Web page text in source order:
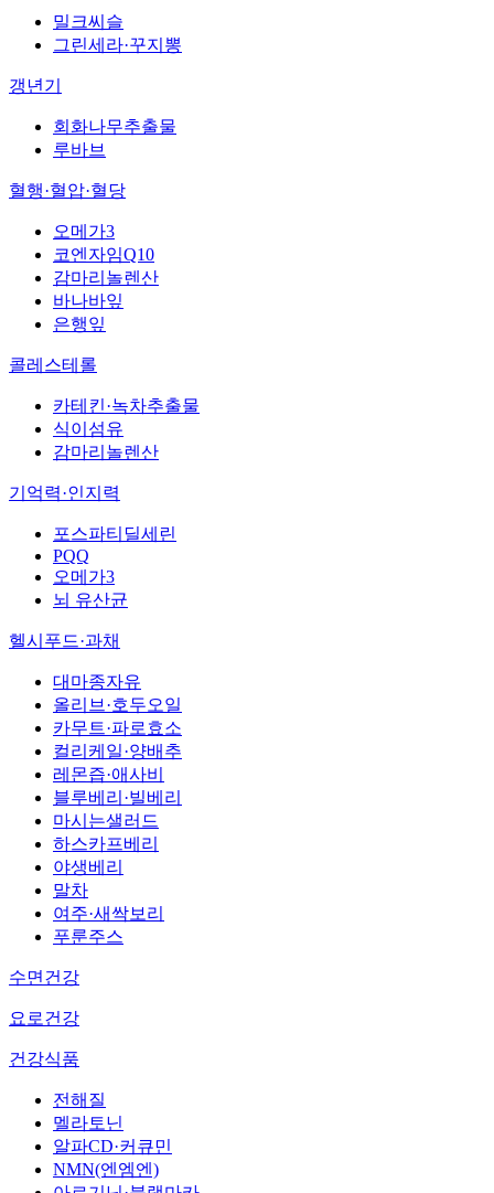
밀크씨슬
그린세라·꾸지뽕
갱년기
회화나무추출물
루바브
혈행·혈압·혈당
오메가3
코엔자임Q10
감마리놀렌산
바나바잎
은행잎
콜레스테롤
카테킨·녹차추출물
식이섬유
감마리놀렌산
기억력·인지력
포스파티딜세린
PQQ
오메가3
뇌 유산균
헬시푸드·과채
대마종자유
올리브·호두오일
카무트·파로효소
컬리케일·양배추
레몬즙·애사비
블루베리·빌베리
마시는샐러드
하스카프베리
야생베리
말차
여주·새싹보리
푸룬주스
수면건강
요로건강
건강식품
전해질
멜라토닌
알파CD·커큐민
NMN(엔엠엔)